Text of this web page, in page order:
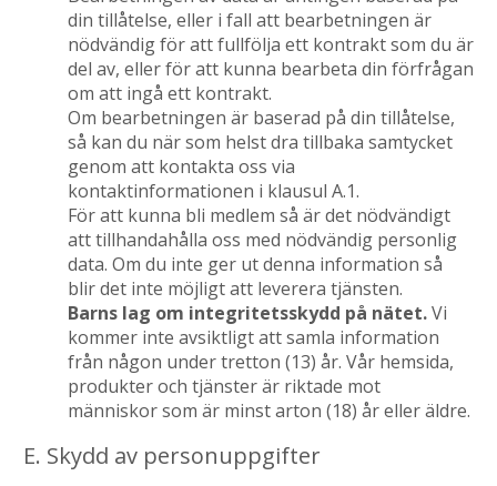
din tillåtelse, eller i fall att bearbetningen är
nödvändig för att fullfölja ett kontrakt som du är
del av, eller för att kunna bearbeta din förfrågan
om att ingå ett kontrakt.
Om bearbetningen är baserad på din tillåtelse,
så kan du när som helst dra tillbaka samtycket
genom att kontakta oss via
kontaktinformationen i klausul A.1.
För att kunna bli medlem så är det nödvändigt
att tillhandahålla oss med nödvändig personlig
data. Om du inte ger ut denna information så
blir det inte möjligt att leverera tjänsten.
Barns lag om integritetsskydd på nätet.Vi
kommer inte avsiktligt att samla information
från någon under tretton (13) år. Vår hemsida,
produkter och tjänster är riktade mot
människor som är minst arton (18) år eller äldre.
E. Skydd av personuppgifter